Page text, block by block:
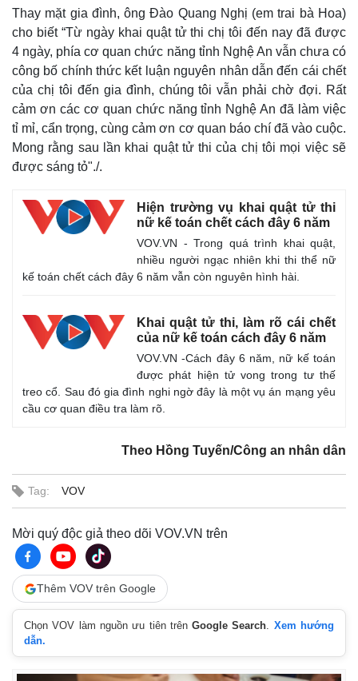
Khởi nghiệp
Thị trường
Giá vàng
Tiêu dùng
Chứng khoán
Giá cà phê
Thay mặt gia đình, ông Đào Quang Nghị (em trai bà Hoa)
cho biết “Từ ngày khai quật tử thi chị tôi đến nay đã được
4 ngày, phía cơ quan chức năng tỉnh Nghệ An vẫn chưa có
công bố chính thức kết luận nguyên nhân dẫn đến cái chết
của chị tôi đến gia đình, chúng tôi vẫn phải chờ đợi. Rất
cảm ơn các cơ quan chức năng tỉnh Nghệ An đã làm việc
tỉ mỉ, cẩn trọng, cùng cảm ơn cơ quan báo chí đã vào cuộc.
Mong rằng sau lần khai quật tử thi của chị tôi mọi việc sẽ
được sáng tỏ"./.
Hiện trường vụ khai quật tử thi
nữ kế toán chết cách đây 6 năm
VOV.VN - Trong quá trình khai quật,
nhiều người ngạc nhiên khi thi thể nữ
kế toán chết cách đây 6 năm vẫn còn nguyên hình hài.
Khai quật tử thi, làm rõ cái chết
của nữ kế toán cách đây 6 năm
VOV.VN -Cách đây 6 năm, nữ kế toán
được phát hiện tử vong trong tư thế
treo cổ. Sau đó gia đình nghi ngờ đây là một vụ án mạng yêu
cầu cơ quan điều tra làm rõ.
Theo Hồng Tuyến/Công an nhân dân
Tag: VOV
Mời quý độc giả theo dõi VOV.VN trên
Thêm VOV trên Google
Chọn VOV làm nguồn ưu tiên trênGoogle Search. Xem hướng
dẫn.